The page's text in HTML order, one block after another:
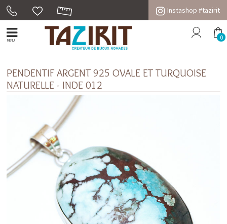
Instashop #tazirit
MENU 0
PENDENTIF ARGENT 925 OVALE ET TURQUOISE
NATURELLE - INDE 012